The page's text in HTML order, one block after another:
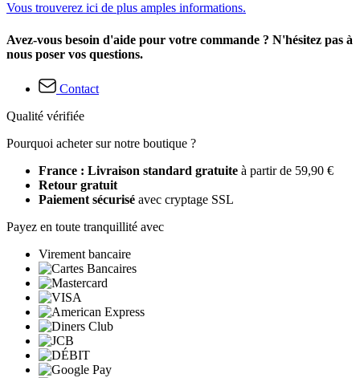
Vous trouverez ici de plus amples informations.
Avez-vous besoin d'aide pour votre commande ? N'hésitez pas à
nous poser vos questions.
Contact
Qualité vérifiée
Pourquoi acheter sur notre boutique ?
France : Livraison standard gratuite à partir de 59,90 €
Retour gratuit
Paiement sécurisé avec cryptage SSL
Payez en toute tranquillité avec
Virement bancaire